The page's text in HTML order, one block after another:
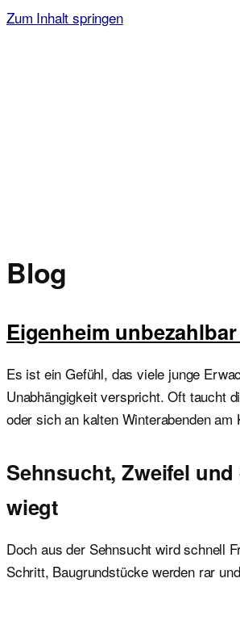
Zum Inhalt springen
Blog
Eigenheim
Es ist ein Gefühl, das viele junge
Unabhängigkeit verspricht. Oft taucht
oder sich an kalten Winterabenden am
Sehnsucht, Zweifel
wiegt
Doch aus der Sehnsucht wird schnell
Schritt, Baugrundstücke werden rar